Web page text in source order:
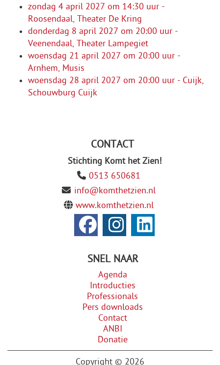
zondag 4 april 2027 om 14:30 uur -
Roosendaal, Theater De Kring
donderdag 8 april 2027 om 20:00 uur -
Veenendaal, Theater Lampegiet
woensdag 21 april 2027 om 20:00 uur -
Arnhem, Musis
woensdag 28 april 2027 om 20:00 uur - Cuijk,
Schouwburg Cuijk
CONTACT
Stichting Komt het Zien!
0513 650681
info@komthetzien.nl
www.komthetzien.nl
SNEL NAAR
Agenda
Introducties
Professionals
Pers downloads
Contact
ANBI
Donatie
Copyright © 2026